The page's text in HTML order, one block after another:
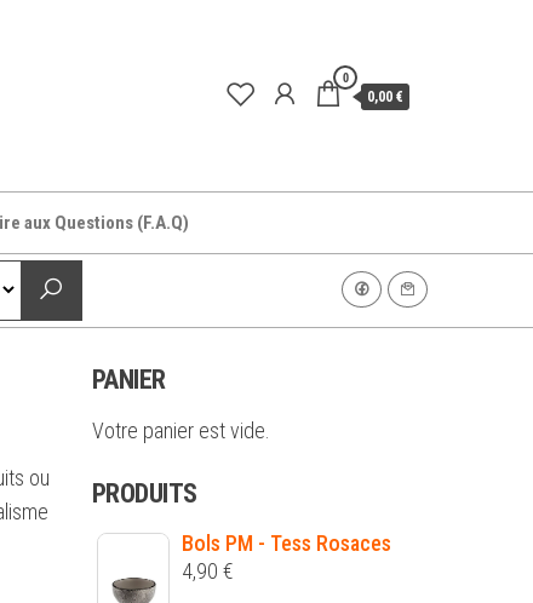
0
0,00 €
aux Questions (F.A.Q)
ou
PANIER
Votre panier est vide.
PRODUITS
Bols PM - Tess Rosaces
4,90 €